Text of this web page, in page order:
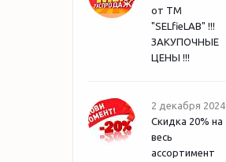
от ТМ
"SELfieLAB" !!!
ЗАКУПОЧНЫЕ
ЦЕНЫ !!!
2 декабря 2024
Скидка 20% на
весь
ассортимент